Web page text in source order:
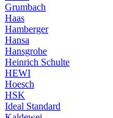
Grumbach
Haas
Hamberger
Hansa
Hansgrohe
Heinrich Schulte
HEWI
Hoesch
HSK
Ideal Standard